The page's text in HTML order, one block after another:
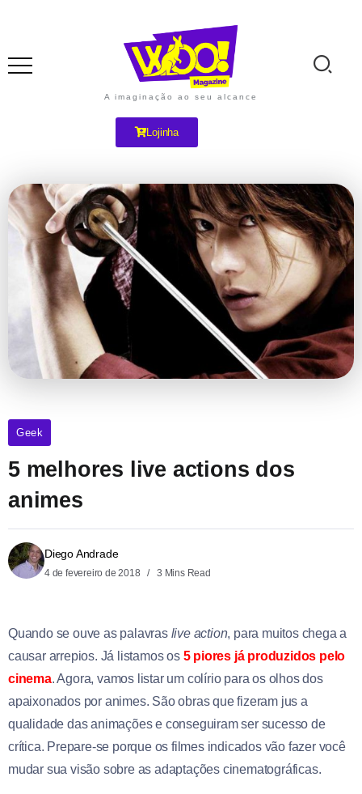
A imaginação ao seu alcance
Lojinha
Geek
5 melhores live actions dos
animes
Diego Andrade
4 de fevereiro de 2018 3 Mins Read
Quando se ouve as palavraslive action, para muitos chega a
causar arrepios. Já listamos os 5 piores já produzidos pelo
cinema. Agora, vamos listar um colírio para os olhos dos
apaixonados por animes. São obras que fizeram jus a
qualidade das animações e conseguiram ser sucesso de
crítica. Prepare-se porque os filmes indicados vão fazer você
mudar sua visão sobre as adaptações cinematográficas.